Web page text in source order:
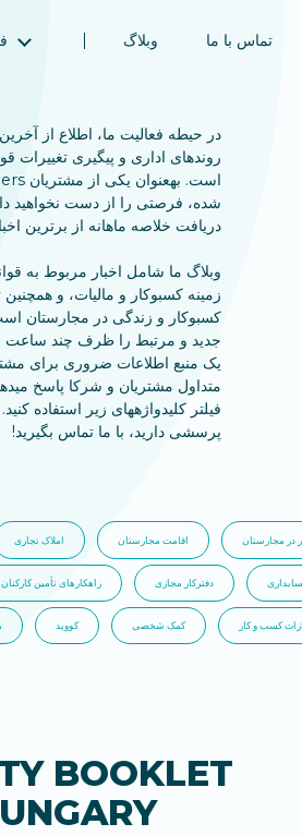
تماس با ما وبلاگ
العربية
Русский (روسی)
Español (اسپانیایی)
简体中文 (چینی ساده‌شده)
در حیطه فعالیت ما، اطلاع از
روندهای اداری و پیگیری تغییرات
شده، فرصتی را از دست نخواهید
دریافت خلاصه ماهانه از برترین
وبلاگ ما شامل اخبار مربوط به
زمینه کسبوکار و مالیات، و
کسبوکار و زندگی در مجارستان
یک منبع اطلاعات ضروری برای
متداول مشتریان و شرکا پاسخ
فیلتر کلیدواژههای زیر استفاده
پرسشی دارید، با ما تماس بگیرید!
در مجارستان اقامت مجارستان املاک تجاری
دفترکار مجازی راهکارهای تأمین کارکنان
کسب و کار کمک شخصی کووید
BOOKLET